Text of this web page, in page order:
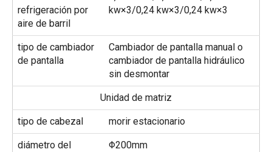
refrigeración por
aire de barril
kw×3/0,24 kw×3/0,24 kw×3
tipo de cambiador
de pantalla
Cambiador de pantalla manual o
cambiador de pantalla hidráulico
sin desmontar
Unidad de matriz
tipo de cabezal morir estacionario
diámetro del
Φ200mm